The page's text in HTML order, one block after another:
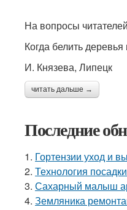
На вопросы
Когда белить
И. Князева, Липецк
читать дальше →
Последние
1. Гортензии уход и
2. Технология
3. Сахарный малыш
4. Земляника